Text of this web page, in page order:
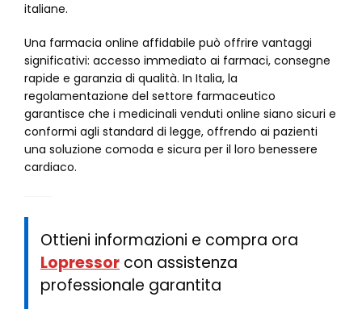
italiane.
Una farmacia online affidabile può offrire vantaggi
significativi: accesso immediato ai farmaci, consegne
rapide e garanzia di qualità. In Italia, la
regolamentazione del settore farmaceutico
garantisce che i medicinali venduti online siano sicuri e
conformi agli standard di legge, offrendo ai pazienti
una soluzione comoda e sicura per il loro benessere
cardiaco.
Ottieni informazioni e compra ora
Lopressor con assistenza
professionale garantita